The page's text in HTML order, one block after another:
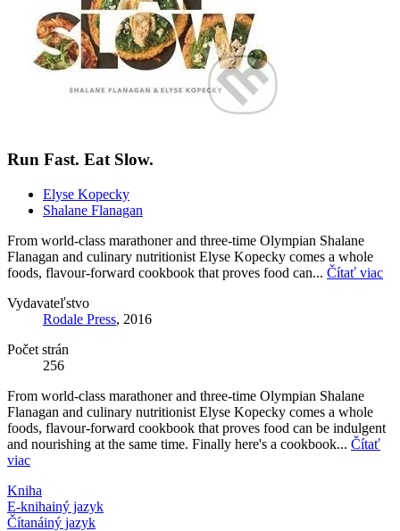
Run Fast. Eat Slow.
Elyse Kopecky
Shalane Flanagan
From world-class marathoner and three-time Olympian Shalane
Flanagan and culinary nutritionist Elyse Kopecky comes a whole
foods, flavour-forward cookbook that proves food can... Čítať viac
Vydavateľstvo
Rodale Press, 2016
Počet strán
256
From world-class marathoner and three-time Olympian Shalane
Flanagan and culinary nutritionist Elyse Kopecky comes a whole
foods, flavour-forward cookbook that proves food can be indulgent
and nourishing at the same time. Finally here's a cookbook... Čítať
viac
Kniha
E-knihainý jazyk
Čítanáiný jazyk